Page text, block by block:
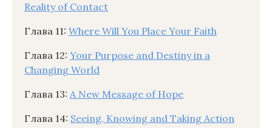
Reality of Contact
Глава 11: Where Will You Place Your Faith
Глава 12: Your Purpose and Destiny in a
Changing World
Глава 13: A New Message of Hope
Глава 14: Seeing, Knowing and Taking Action